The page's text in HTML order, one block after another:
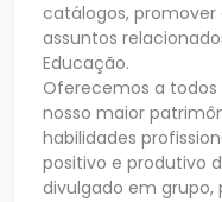
catálogos,
assuntos
Educação.
Oferecemos a
nosso maior
habilidades
positivo e produtivo
divulgado em grupo,